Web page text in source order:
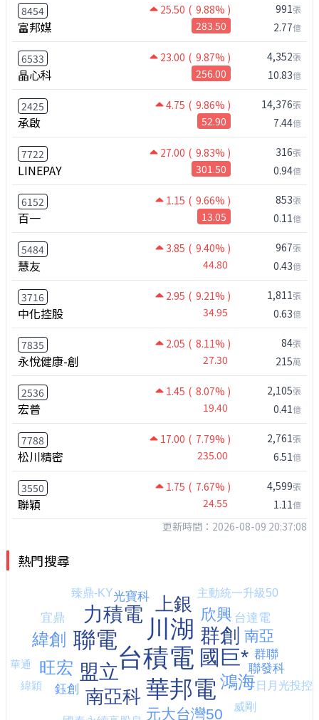
8454 25.50 ( 9.88% )
富邦媒 283.50
991張
2.77億
6533 23.00 ( 9.87% )
晶心科 256.00
4,352張
10.83億
2425 4.75 ( 9.86% )
承啟 52.90
14,376張
7.44億
7722 27.00 ( 9.83% )
LINEPAY 301.50
316張
0.94億
6152 1.15 ( 9.66% )
百一 13.05
853張
0.11億
5484 3.85 ( 9.40% )
慧友 44.80
967張
0.43億
3716 2.95 ( 9.21% )
中化控股 34.95
1,811張
0.63億
7835 2.05 ( 8.11% )
永悅健康-創 27.30
84張
215萬
2536 1.45 ( 8.07% )
宏普 19.40
2,105張
0.41億
7788 17.00 ( 7.79% )
松川精密 235.00
2,761張
6.51億
3550 1.75 ( 7.67% )
聯穎 24.55
4,599張
1.11億
更新時間：2026-08-09 20:37:08
熱門搜尋